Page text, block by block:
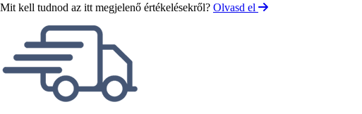
Mit kell tudnod az itt megjelenő értékelésekről? Olvasd el